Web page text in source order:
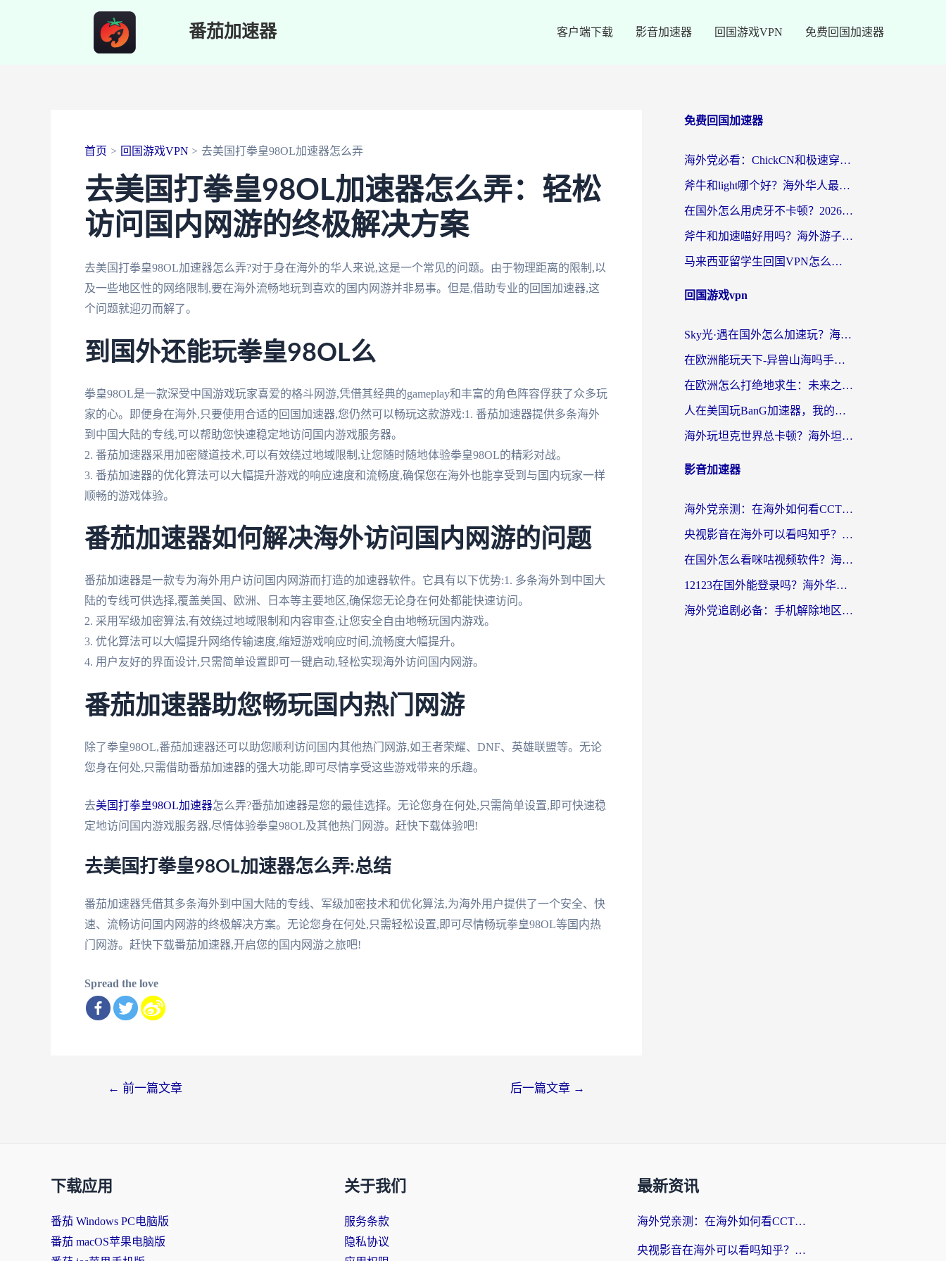
番茄加速器 客户端下载 影音加速器 回国游戏VPN 免费回国加速器
首页 回国游戏VPN 去美国打拳皇98OL加速器怎么弄
去美国打拳皇98OL加速器怎么弄：轻松
访问国内网游的终极解决方案
去美国打拳皇98OL加速器怎么弄?对于身在海外的华人来说,这是一个常见的问题。由于物理距离的限制,以
及一些地区性的网络限制,要在海外流畅地玩到喜欢的国内网游并非易事。但是,借助专业的回国加速器,这
个问题就迎刃而解了。
到国外还能玩拳皇98OL么
拳皇98OL是一款深受中国游戏玩家喜爱的格斗网游,凭借其经典的gameplay和丰富的角色阵容俘获了众多玩
家的心。即便身在海外,只要使用合适的回国加速器,您仍然可以畅玩这款游戏:1. 番茄加速器提供多条海外
到中国大陆的专线,可以帮助您快速稳定地访问国内游戏服务器。
2. 番茄加速器采用加密隧道技术,可以有效绕过地域限制,让您随时随地体验拳皇98OL的精彩对战。
3. 番茄加速器的优化算法可以大幅提升游戏的响应速度和流畅度,确保您在海外也能享受到与国内玩家一样
顺畅的游戏体验。
番茄加速器如何解决海外访问国内网游的问题
番茄加速器是一款专为海外用户访问国内网游而打造的加速器软件。它具有以下优势:1. 多条海外到中国大
陆的专线可供选择,覆盖美国、欧洲、日本等主要地区,确保您无论身在何处都能快速访问。
2. 采用军级加密算法,有效绕过地域限制和内容审查,让您安全自由地畅玩国内游戏。
3. 优化算法可以大幅提升网络传输速度,缩短游戏响应时间,流畅度大幅提升。
4. 用户友好的界面设计,只需简单设置即可一键启动,轻松实现海外访问国内网游。
番茄加速器助您畅玩国内热门网游
除了拳皇98OL,番茄加速器还可以助您顺利访问国内其他热门网游,如王者荣耀、DNF、英雄联盟等。无论
您身在何处,只需借助番茄加速器的强大功能,即可尽情享受这些游戏带来的乐趣。
去美国打拳皇98OL加速器怎么弄?番茄加速器是您的最佳选择。无论您身在何处,只需简单设置,即可快速稳
定地访问国内游戏服务器,尽情体验拳皇98OL及其他热门网游。赶快下载体验吧!
去美国打拳皇98OL加速器怎么弄:总结
番茄加速器凭借其多条海外到中国大陆的专线、军级加密技术和优化算法,为海外用户提供了一个安全、快
速、流畅访问国内网游的终极解决方案。无论您身在何处,只需轻松设置,即可尽情畅玩拳皇98OL等国内热
门网游。赶快下载番茄加速器,开启您的国内网游之旅吧!
Spread the love
← 前一篇文章 后一篇文章 →
免费回国加速器
海外党必看：ChickCN和极速穿梭VPN好用吗？3招教你选对回国加速器无缝刷国内资源
斧牛和light哪个好？海外华人最关心的回国加速器选择难题，一篇讲透
在国外怎么用虎牙不卡顿？2026海外华人亲测有效的回国加速器选择指南
斧牛和加速喵好用吗？海外游子的真实选择困境
马来西亚留学生回国VPN怎么选？3个避坑点+1款实测好用的加速器推荐
回国游戏vpn
Sky光·遇在国外怎么加速玩？海外党亲测有效的国服游戏加速指南
在欧洲能玩天下-异兽山海吗手游？海外玩家的加速器生存指南
在欧洲怎么打绝地求生：未来之役不卡？留学生亲测的加速器避坑指南
人在美国玩BanG加速器，我的延迟终于绿了
海外玩坦克世界总卡顿？海外坦克世界加速器有哪些？实测好用的选择在这里
影音加速器
海外党亲测：在海外如何看CCTV？告别“仅限大陆播放”的实用指南
央视影音在海外可以看吗知乎？留学生亲测：3步解决地域限制+追剧自由
在国外怎么看咪咕视频软件？海外党亲测有效的回国加速方案
12123在国外能登录吗？海外华人必看的回国加速实用指南
海外党追剧必备：手机解除地区限制app怎么选？解决央视视频&国内剧地区限制全指南
下载应用
番茄 Windows PC电脑版
番茄 macOS苹果电脑版
关于我们
服务条款
隐私协议
最新资讯
海外党亲测：在海外如何看CCTV？告别“仅限大陆播放”的实用指南
央视影音在海外可以看吗知乎？留学生亲测：3步解决地域限制+追剧自由